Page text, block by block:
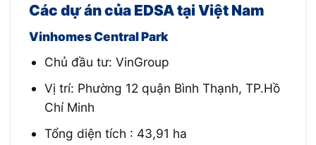
Các dự án của EDSA tại Việt Nam
Vinhomes Central Park
Chủ đầu tư: VinGroup
Vị trí: Phường 12 quận Bình Thạnh, TP.Hồ
Chí Minh
Tổng diện tích : 43,91 ha